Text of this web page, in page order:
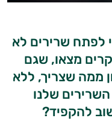
לפתח שרירים לא
מצאו, שגם
ממה שצריך, ללא
השרירים שלנו
להקפיד?